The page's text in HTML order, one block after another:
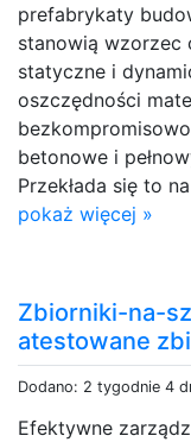
prefabrykaty
stanowią wzorzec
statyczne i
oszczędności
betonowe i
Przekłada się to
pokaż więcej »
Zbiorniki-na-
atestowane
Dodano: 2 tygodnie 4
Efektywne